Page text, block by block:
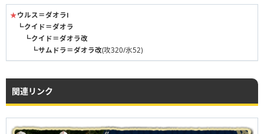
★ウルス＝ダオラⅠ
┗クイド＝ダオラ
┗クイド＝ダオラ改
┗サムドラ＝ダオラ改(攻320/氷52)
関連リンク